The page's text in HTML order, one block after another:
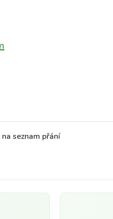
seznam přání